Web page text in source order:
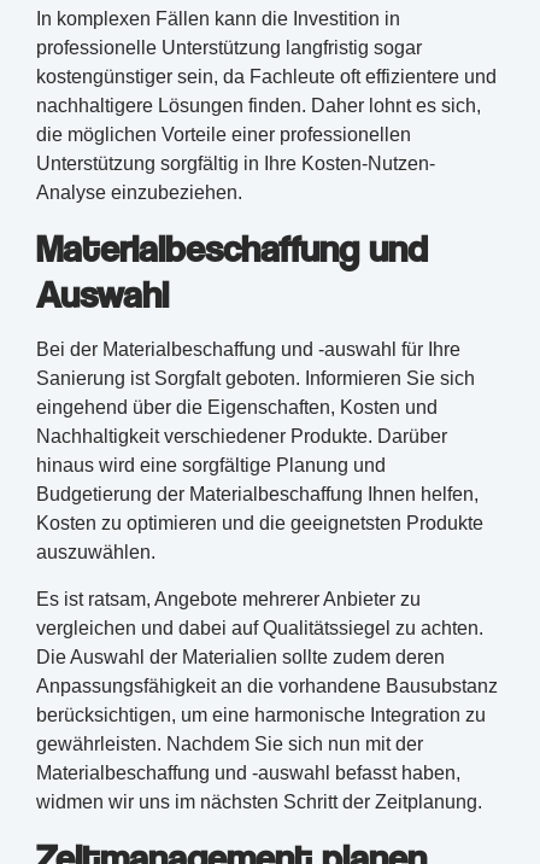
In komplexen Fällen kann die Investition in
professionelle Unterstützung langfristig sogar
kostengünstiger sein, da Fachleute oft effizientere und
nachhaltigere Lösungen finden. Daher lohnt es sich,
die möglichen Vorteile einer professionellen
Unterstützung sorgfältig in Ihre Kosten-Nutzen-
Analyse einzubeziehen.
Materialbeschaffung und
Auswahl
Bei der Materialbeschaffung und -auswahl für Ihre
Sanierung ist Sorgfalt geboten. Informieren Sie sich
eingehend über die Eigenschaften, Kosten und
Nachhaltigkeit verschiedener Produkte. Darüber
hinaus wird eine sorgfältige Planung und
Budgetierung der Materialbeschaffung Ihnen helfen,
Kosten zu optimieren und die geeignetsten Produkte
auszuwählen.
Es ist ratsam, Angebote mehrerer Anbieter zu
vergleichen und dabei auf Qualitätssiegel zu achten.
Die Auswahl der Materialien sollte zudem deren
Anpassungsfähigkeit an die vorhandene Bausubstanz
berücksichtigen, um eine harmonische Integration zu
gewährleisten. Nachdem Sie sich nun mit der
Materialbeschaffung und -auswahl befasst haben,
widmen wir uns im nächsten Schritt der Zeitplanung.